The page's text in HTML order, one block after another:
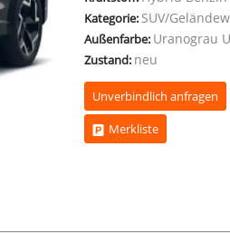
Kategorie: SUV/
Außenfarbe: Uranograu
Zustand: neu
Unverbindlich anfragen
Merkliste